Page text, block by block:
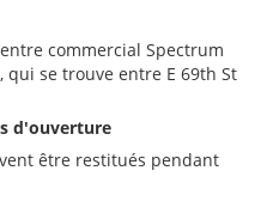
commercial Spectrum
qui se trouve entre E 69th St
d'ouverture
être restitués pendant